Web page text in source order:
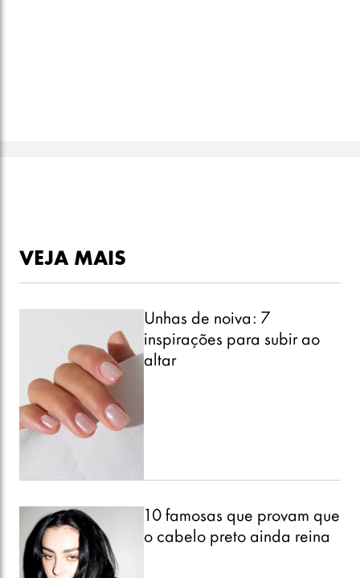
VEJA MAIS
Unhas de noiva: 7
inspirações para subir ao
altar
10 famosas que provam que
o cabelo preto ainda reina